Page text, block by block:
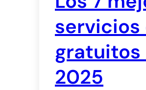
servicios
gratuitos
2025